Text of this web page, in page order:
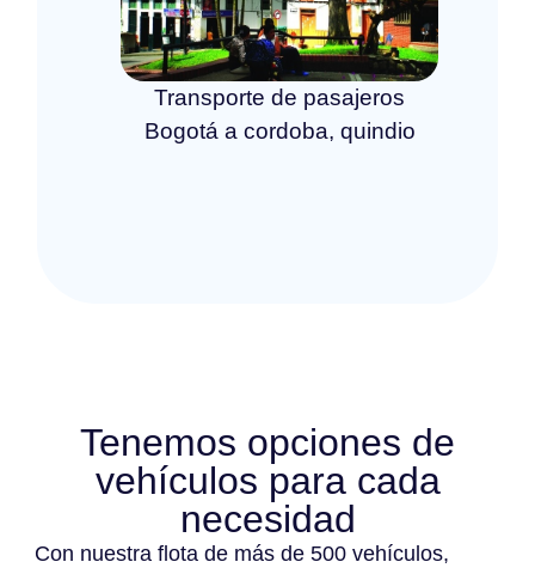
Transporte de pasajeros
Bogotá a cordoba, quindio
Tenemos opciones de
vehículos para cada
necesidad
Con nuestra flota de más de 500 vehículos,